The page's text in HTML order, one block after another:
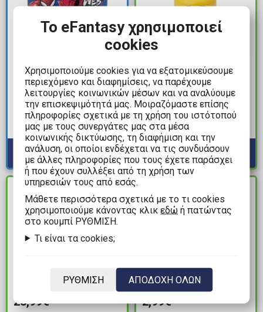
1,99€
Marvel - Spider-Man
Ultimate Μπλοκ
Ζωγραφικής (30 Φύλλα)
Διαθέσιμα: 10+
17,99€
LEGO® - Head Happy
Boy Τουβλάκι
Αποθήκευσης (16cm)
Διαθέσιμα: 8
23,99€ 2,99€
Το eFantasy χρησιμοποιεί
cookies
Χρησιμοποιούμε cookies για να εξατομικεύσουμε
περιεχόμενο και διαφημίσεις, να παρέχουμε
λειτουργίες κοινωνικών μέσων και να αναλύουμε
την επισκεψιμότητά μας. Μοιραζόμαστε επίσης
πληροφορίες σχετικά με τη χρήση του ιστότοπού
μας με τους συνεργάτες μας στα μέσα
κοινωνικής δικτύωσης, τη διαφήμιση και την
ανάλυση, οι οποίοι ενδέχεται να τις συνδυάσουν
με άλλες πληροφορίες που τους έχετε παράσχει
ή που έχουν συλλέξει από τη χρήση των
υπηρεσιών τους από εσάς.
Mάθετε περισσότερα σχετικά με το τι cookies
χρησιμοποιούμε κάνοντας κλικεδώ ή πατώντας
στο κουμπί ΡΥΘΜΙΣΗ.
Τι είναι τα cookies;
ΡΥΘΜΙΣΗ ΑΠΟΔΟΧΗ ΟΛΩΝ